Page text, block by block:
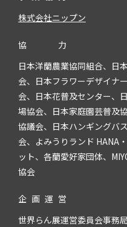
株式会社ニップン
協
力
日本洋蘭農業協同組合、日
会、日本フラワーデザイナ
会、日本花普及センター、
場協会、日本家庭園芸普及
協議会、日本ハンギングバ
会、よみうりランド HANA
ット、各蘭愛好家団体、
協会
企 画 運 営
世界らん展運営委員会事務